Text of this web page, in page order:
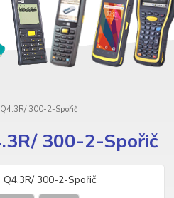
300-2-Spořič
300-2-Spořič